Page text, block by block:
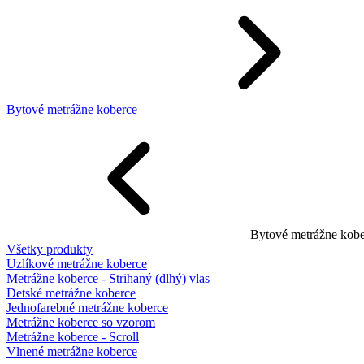
Bytové metrážne koberce
Bytové metrážne
Všetky produkty
Uzlíkové metrážne koberce
Metrážne koberce - Strihaný (dlhý) vlas
Detské metrážne koberce
Jednofarebné metrážne koberce
Metrážne koberce so vzorom
Metrážne koberce - Scroll
Vlnené metrážne koberce